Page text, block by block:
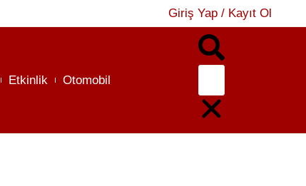
Giriş Yap / Kayıt Ol
Etkinlik Otomobil